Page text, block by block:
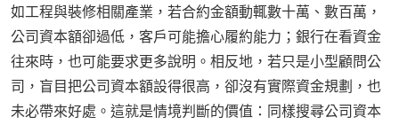
如工程與裝修相關產業，若合約金額動輒數十萬、數百萬，
公司資本額卻過低，客戶可能擔心履約能力；銀行在看資金
往來時，也可能要求更多說明。相反地，若只是小型顧問公
司，盲目把公司資本額設得很高，卻沒有實際資金規劃，也
未必帶來好處。這就是情境判斷的價值：同樣搜尋公司資本